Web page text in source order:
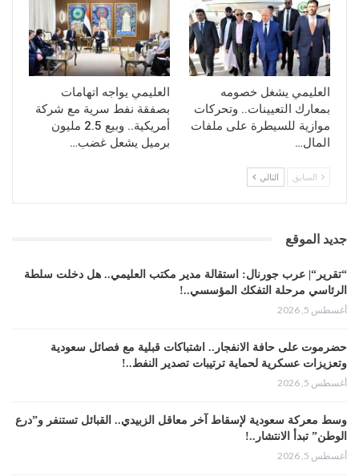
العليمي يشغل خصومه
بمعارك التعيينات.. وتحركات
موازية للسيطرة على ملفات
المال…
العليمي يواجه اتهامات
بصفقة نفط سرية مع شركة
أمريكية.. وبيع 2.5 مليون
برميل يشعل غضب…
السابق التالي
جديد الموقع
“تقرير“| عرب جورنال: استقالة مدير مكتب العليمي.. هل دخلت سلطة
الرئاسي مرحلة التفكك المؤسسي..!
أغسطس 5, 2026
حضرموت على حافة الانفجار.. اشتباكات قبلية مع فصائل سعودية
وتعزيزات عسكرية لحماية ترتيبات تصدير النفط..!
أغسطس 5, 2026
وسط معركة سعودية لإسقاط آخر معاقل الزبيدي.. القبائل تستنفر و”درع
الوطن” تبدأ الانتشار..!
أغسطس 5, 2026